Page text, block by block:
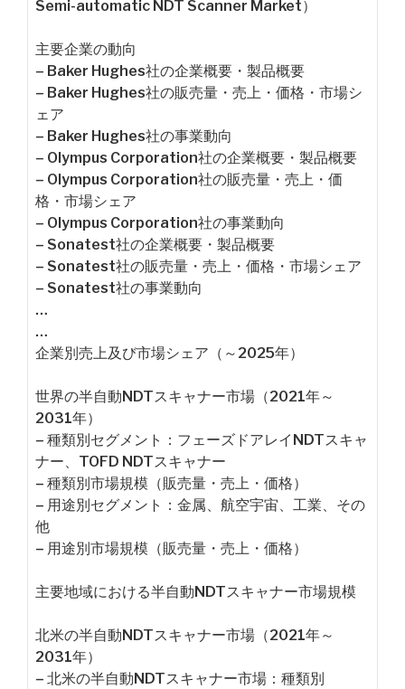
Semi-automatic NDT Scanner Market）
主要企業の動向
– Baker Hughes社の企業概要・製品概要
– Baker Hughes社の販売量・売上・価格・市場シ
ェア
– Baker Hughes社の事業動向
– Olympus Corporation社の企業概要・製品概要
– Olympus Corporation社の販売量・売上・価
格・市場シェア
– Olympus Corporation社の事業動向
– Sonatest社の企業概要・製品概要
– Sonatest社の販売量・売上・価格・市場シェア
– Sonatest社の事業動向
…
…
企業別売上及び市場シェア（～2025年）
世界の半自動NDTスキャナー市場（2021年～
2031年）
– 種類別セグメント：フェーズドアレイNDTスキャ
ナー、TOFD NDTスキャナー
– 種類別市場規模（販売量・売上・価格）
– 用途別セグメント：金属、航空宇宙、工業、その
他
– 用途別市場規模（販売量・売上・価格）
主要地域における半自動NDTスキャナー市場規模
北米の半自動NDTスキャナー市場（2021年～
2031年）
– 北米の半自動NDTスキャナー市場：種類別